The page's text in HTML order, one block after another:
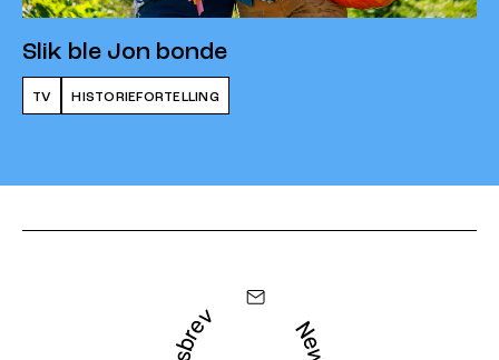
Slik ble Jon bonde
TV HISTORIEFORTELLING